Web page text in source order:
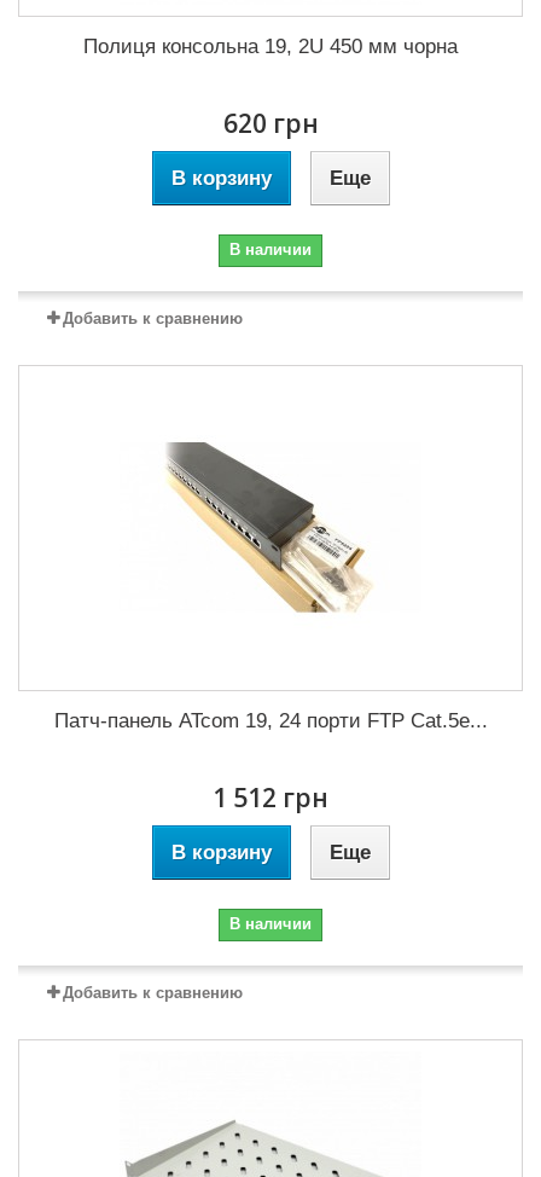
Полиця консольна 19, 2U 450 мм чорна
620 грн
В корзину Еще
В наличии
Добавить к сравнению
Патч-панель ATcom 19, 24 порти FTP Cat.5e...
1 512 грн
В корзину Еще
В наличии
Добавить к сравнению